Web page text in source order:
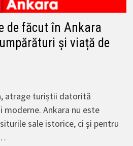
de făcut în Ankara
și viață de
atrage turiștii datorită
Ankara nu este
sale istorice, ci și pentru